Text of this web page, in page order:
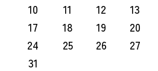
10
11 12 13
17
18 19 20
24
25 26 27
31